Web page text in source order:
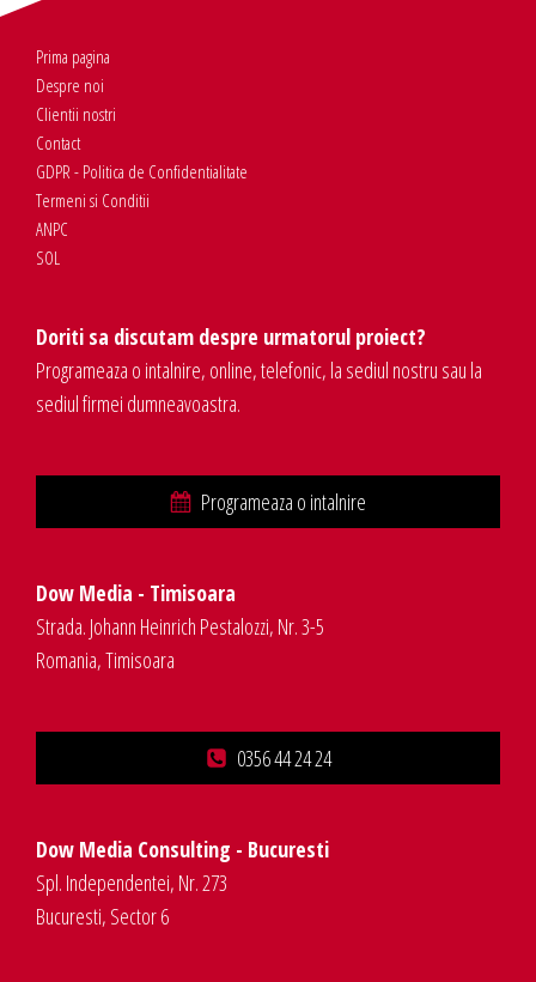
Prima pagina
Despre noi
Clientii nostri
Contact
GDPR - Politica de Confidentialitate
Termeni si Conditii
ANPC
SOL
Doriti sa discutam despre urmatorul proiect?
Programeaza o intalnire, online, telefonic, la sediul nostru sau la
sediul firmei dumneavoastra.
Programeaza o intalnire
Dow Media - Timisoara
Strada. Johann Heinrich Pestalozzi, Nr. 3-5
Romania, Timisoara
0356 44 24 24
Dow Media Consulting - Bucuresti
Spl. Independentei, Nr. 273
Bucuresti, Sector 6